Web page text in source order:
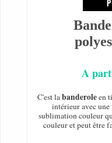
A
C'est labanderoleen
intérieur avec
sublimation couleur
couleur et peut être